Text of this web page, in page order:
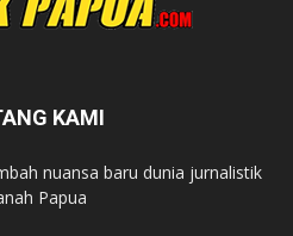
KAMI
nuansa baru dunia jurnalistik
Papua